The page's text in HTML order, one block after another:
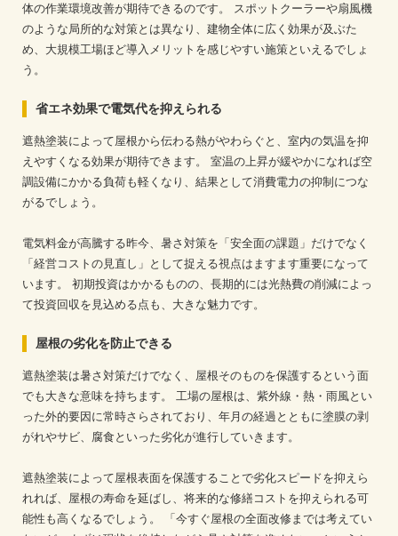
体の作業環境改善が期待できるのです。
スポットクーラーや扇風機
のような局所的な対策とは異なり、建物全体に広く効果が及ぶた
め、大規模工場ほど導入メリットを感じやすい施策といえるでしょ
う。
省エネ効果で電気代を抑えられる
遮熱塗装によって屋根から伝わる熱がやわらぐと、室内の気温を抑
えやすくなる効果が期待できます。
室温の上昇が緩やかになれば空
調設備にかかる負荷も軽くなり、結果として消費電力の抑制につな
がるでしょう。
電気料金が高騰する昨今、暑さ対策を「安全面の課題」だけでなく
「経営コストの見直し」として捉える視点はますます重要になって
います。
初期投資はかかるものの、長期的には光熱費の削減によっ
て投資回収を見込める点も、大きな魅力です。
屋根の劣化を防止できる
遮熱塗装は暑さ対策だけでなく、屋根そのものを保護するという面
でも大きな意味を持ちます。
工場の屋根は、紫外線・熱・雨風とい
った外的要因に常時さらされており、年月の経過とともに塗膜の剥
がれやサビ、腐食といった劣化が進行していきます。
遮熱塗装によって屋根表面を保護することで劣化スピードを抑えら
れれば、屋根の寿命を延ばし、将来的な修繕コストを抑えられる可
能性も高くなるでしょう。
「今すぐ屋根の全面改修までは考えてい